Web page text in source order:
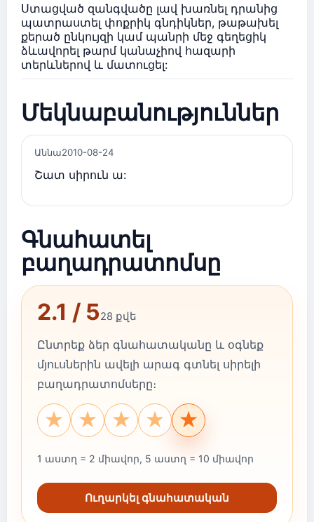
Ստացված զանգվածը լավ խառնել դրանից
պատրաստել փոքրիկ գնդիկներ, թաթախել
քերած ընկույզի կամ պանրի մեջ գեղեցիկ
ձևավորել թարմ կանաչիով հազարի
տերևներով և մատուցել:
Մեկնաբանություններ
Աննա2010-08-24
Շատ սիրուն ա:
Գնահատել
բաղադրատոմսը
2.1 / 528 քվե
Ընտրեք ձեր գնահատականը և օգնեք
մյուսներին ավելի արագ գտնել սիրելի
բաղադրատոմսերը։
★
★
★
★
★
1 աստղ = 2 միավոր, 5 աստղ = 10 միավոր
Ուղարկել գնահատական